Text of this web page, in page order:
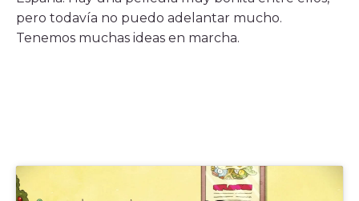
pero todavía no puedo adelantar mucho.
Tenemos muchas ideas en marcha.